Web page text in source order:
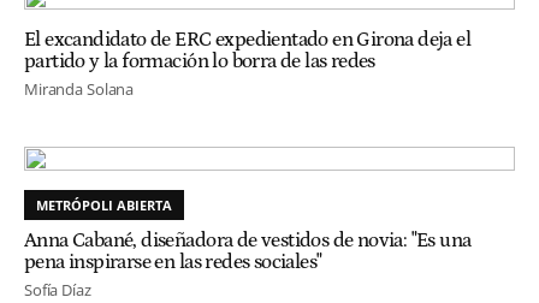
El excandidato de ERC expedientado en Girona deja el
partido y la formación lo borra de las redes
Miranda Solana
METRÓPOLI ABIERTA
Anna Cabané, diseñadora de vestidos de novia: "Es una
pena inspirarse en las redes sociales"
Sofía Díaz